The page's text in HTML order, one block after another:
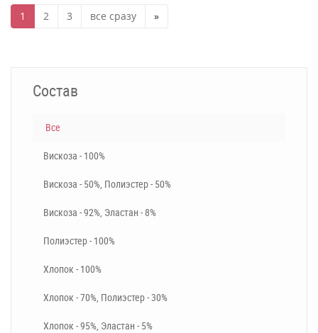
1 2 3 все сразу »
Состав
Все
Вискоза - 100%
Вискоза - 50%, Полиэстер - 50%
Вискоза - 92%, Эластан - 8%
Полиэстер - 100%
Хлопок - 100%
Хлопок - 70%, Полиэстер - 30%
Хлопок - 95%, Эластан - 5%